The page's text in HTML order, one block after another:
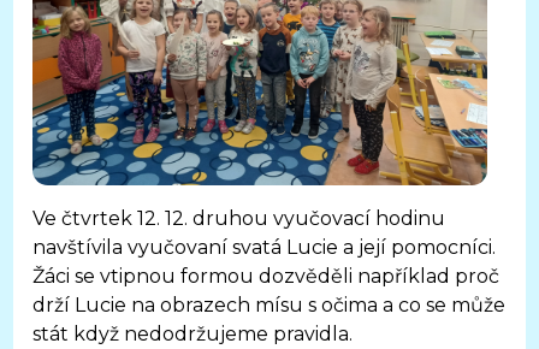
Ve čtvrtek 12. 12. druhou vyučovací hodinu
navštívila vyučovaní svatá Lucie a její pomocníci.
Žáci se vtipnou formou dozvěděli například proč
drží Lucie na obrazech mísu s očima a co se může
stát když nedodržujeme pravidla.